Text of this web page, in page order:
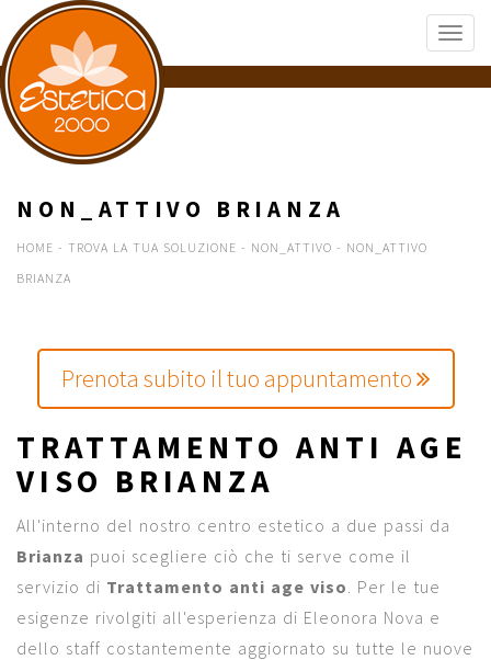
NON_ATTIVO BRIANZA
HOME - TROVA LA TUA SOLUZIONE - NON_ATTIVO - NON_ATTIVO
BRIANZA
Prenota subito il tuo appuntamento
TRATTAMENTO ANTI AGE
VISO BRIANZA
All'interno del nostro centro estetico a due passi da
Brianza puoi scegliere ciò che ti serve come il
servizio di Trattamento anti age viso. Per le tue
esigenze rivolgiti all'esperienza di Eleonora Nova e
dello staff costantemente aggiornato su tutte le nuove